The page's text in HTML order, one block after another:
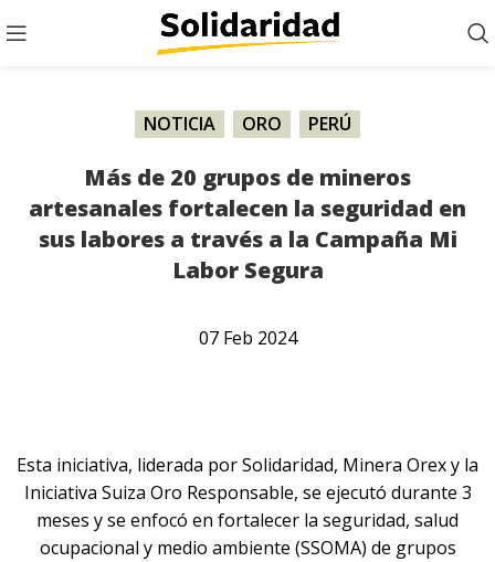
NOTICIA ORO PERÚ
Más de 20 grupos de mineros
artesanales fortalecen la seguridad en
sus labores a través a la Campaña Mi
Labor Segura
07 Feb 2024
Esta iniciativa, liderada por Solidaridad, Minera Orex y la
Iniciativa Suiza Oro Responsable, se ejecutó durante 3
meses y se enfocó en fortalecer la seguridad, salud
ocupacional y medio ambiente (SSOMA) de grupos